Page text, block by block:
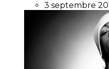
3 septembre